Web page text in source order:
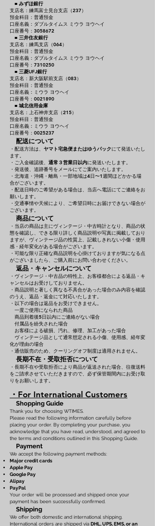
■ みずほ銀行
支店名：練馬富士見台支店（237）
預金科目：普通預金
口座名義：ダブルタイムス ミウラ ヨウヘイ
口座番号：3058672
■ 三井住友銀行
支店名：練馬支店（064）
預金科目：普通預金
口座名義：ダブルタイムス ミウラ ヨウヘイ
口座番号：7310250
■ 三菱UFJ銀行
支店名：新大阪駅前支店（083）
預金科目：普通預金
口座名義：ミウラ ヨウヘイ
口座番号：0021890
■ 城北信用金庫
支店名：上石神井支店（215）
預金科目：普通預金
口座名義：ミウラ ヨウヘイ
口座番号：0025237
配送について
・配送方法は、 ヤマト宅急便またはゆうパックにて発送いたし
ます。
・ご入金確認後、 通常３営業日以内に発送いたします。
・発送後、追跡番号をメールにてご案内いたします。
・北海道・沖縄・離島・一部地域は4日〜1週間ほどかかる場
合がございます。
・配送日時のご希望がある場合は、当店へ電話にてご連絡をお
願いします。
・交通事情や天候により、ご希望日時にお届けできない場合が
ございます。
商品について
・当店の商品は主にヴィンテージ・中古時計となり、商品の状
態を確認し、できる限り詳しく商品説明や写真に掲載しており
ますが、ヴィンテージ品の性質上、記載しきれない小傷・使用
感・経年変化がある場合がございます。
・可能な限り正確な商品説明を心掛けておりますが気になる点
がございましたら、ご購入前にお問い合わせください。
返品・キャンセルについて
・ヴィンテージ・中古品の特性上、お客様都合による返品・キ
ャンセルはお受けしておりません。
・商品説明と著しく異なる不具合があった場合のみ内容を確認
のうえ、返品・返金にて対応いたします。
・以下の場合は返品をお受けできません。
一度ご使用になられた商品
商品到着後5日以内にご連絡がない場合
付属品を紛失された場合
お客様による破損、汚れ、修理、加工があった場合
ヴィンテージ品として通常想定される小傷、使用感、経年変
化が理由の場合
・通信販売のため、クーリングオフ制度は適用されません。
長期不在・受取拒否について
・長期不在や受取拒否により商品が返送された場合、往復送料
をご請求させていただきますので、必ず保管期間内にお受け取
りをお願いします。
・For International Customers
Shopping Guide
Thank you for choosing WTIMES.
Please read the following information carefully before
placing your order. By completing your purchase, you
acknowledge that you have read, understood, and agreed to
the terms and conditions outlined in this Shopping Guide.
Payment
We accept the following payment methods:
Major credit cards
Apple Pay
Google Pay
Alipay
PayPal
Your order will be processed and shipped once your
payment has been successfully confirmed.
Shipping
We offer both domestic and international shipping.
International orders are shipped via DHL, UPS, EMS, or an